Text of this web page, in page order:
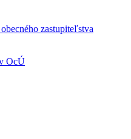
zastupiteľstva
OcÚ